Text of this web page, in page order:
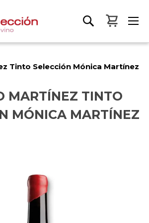
Mon
Tinto Selección Mónica Martínez
MARTÍNEZ TINTO
MÓNICA MARTÍNEZ